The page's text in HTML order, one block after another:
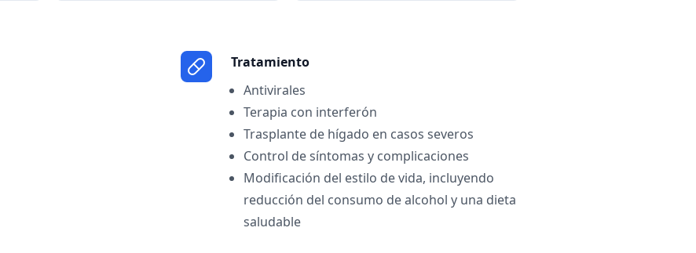
Tratamiento
Antivirales
Terapia con interferón
Trasplante de hígado en casos severos
Control de síntomas y complicaciones
Modificación del estilo de vida, incluyendo
reducción del consumo de alcohol y una dieta
saludable